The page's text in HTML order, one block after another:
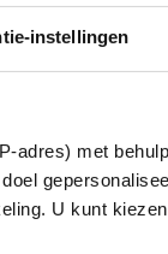
instellingen
adres) met
U kunt
speler